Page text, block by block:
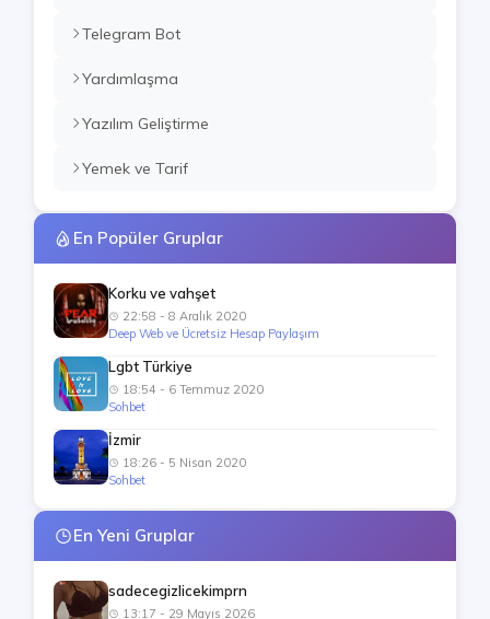
Telegram Bot
Yardımlaşma
Yazılım Geliştirme
Yemek ve Tarif
En Popüler Gruplar
Korku ve vahşet
22:58 - 8 Aralık 2020
Deep Web ve Ücretsiz Hesap Paylaşım
Lgbt Türkiye
18:54 - 6 Temmuz 2020
Sohbet
İzmir
18:26 - 5 Nisan 2020
Sohbet
En Yeni Gruplar
sadecegizlicekimprn
13:17 - 29 Mayıs 2026